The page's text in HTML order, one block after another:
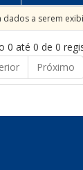
dados a serem
0 até 0 de 0
Próximo